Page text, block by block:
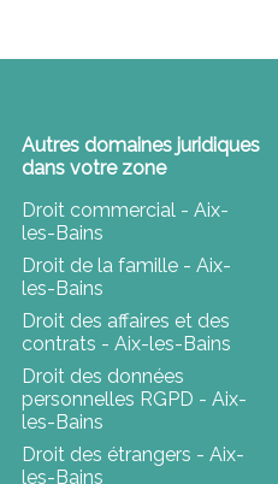
Autres domaines juridiques
dans votre zone
Droit commercial - Aix-
les-Bains
Droit de la famille - Aix-
les-Bains
Droit des affaires et des
contrats - Aix-les-Bains
Droit des données
personnelles RGPD - Aix-
les-Bains
Droit des étrangers - Aix-
les-Bains